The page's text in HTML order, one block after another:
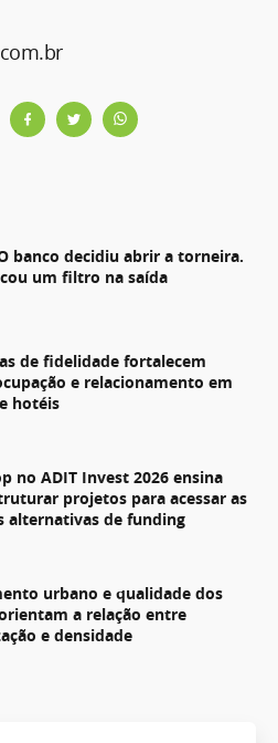
banco decidiu abrir a torneira.
um filtro na saída
de fidelidade fortalecem
e relacionamento em
hotéis
no ADIT Invest 2026 ensina
projetos para acessar as
alternativas de funding
urbano e qualidade dos
a relação entre
e densidade